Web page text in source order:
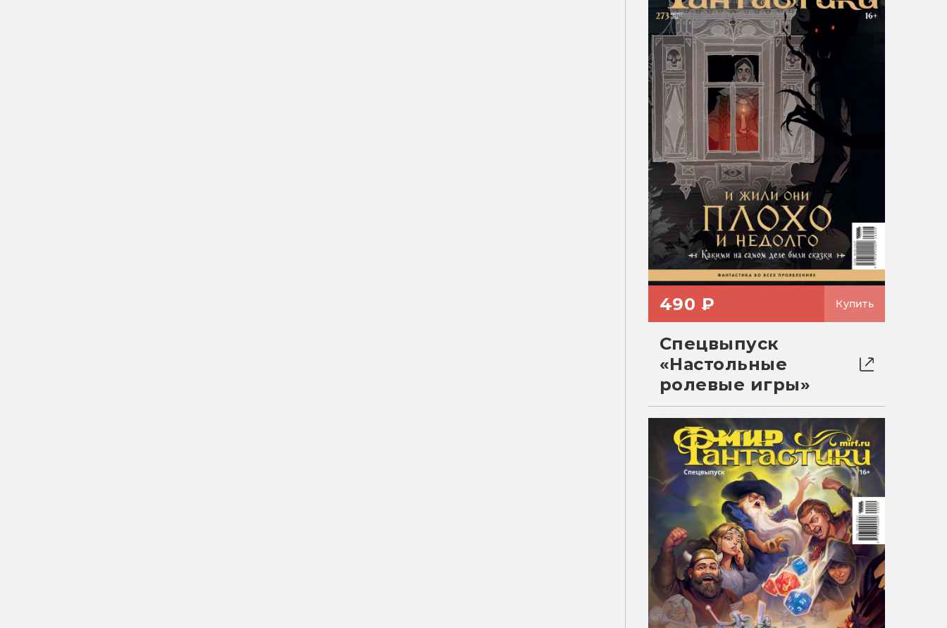
490 ₽ Купить
Спецвыпуск
«Настольные
ролевые игры»